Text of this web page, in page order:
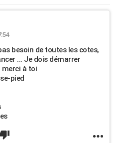
besoin de toutes les cotes,
... Je dois démarrer
merci à toi
pied